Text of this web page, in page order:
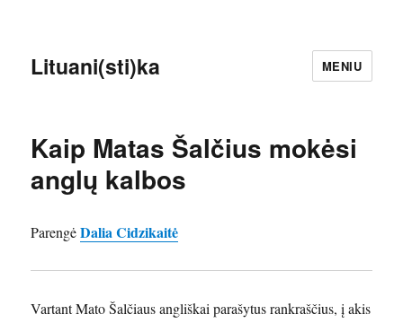
Lituani(sti)ka MENIU
Kaip Matas Šalčius mokėsi
anglų kalbos
ParengėDalia Cidzikaitė
Vartant Mato Šalčiaus angliškai parašytus rankraščius, į akis